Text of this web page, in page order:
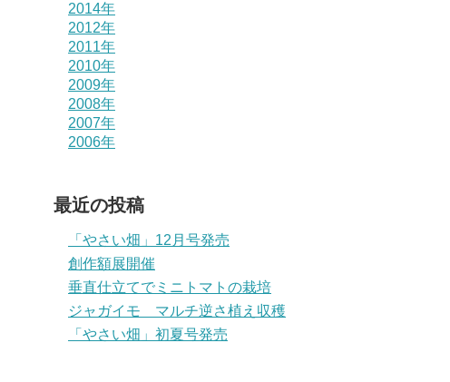
2014年
2012年
2011年
2010年
2009年
2008年
2007年
2006年
最近の投稿
「やさい畑」12月号発売
創作額展開催
垂直仕立てでミニトマトの栽培
ジャガイモ マルチ逆さ植え収穫
「やさい畑」初夏号発売